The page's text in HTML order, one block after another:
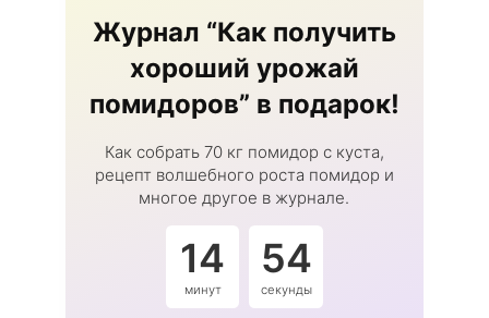
Журнал “Как получить
хороший урожай
помидоров” в подарок!
Как собрать 70 кг помидор с куста,
рецепт волшебного роста помидор и
многое другое в журнале.
14
минут
54
секунды